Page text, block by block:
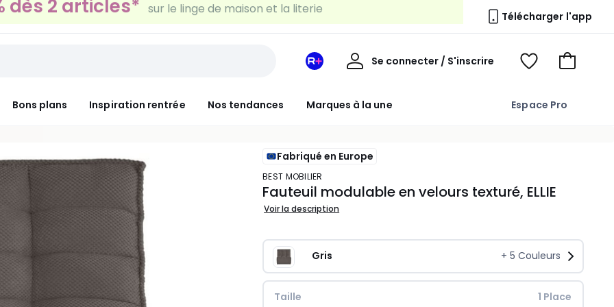
tous les 100€* sur le meuble & la déco
Télécharger l'app
Bons plans Inspiration rentrée Nos tendances Marques à la une Espace Pro
Mon
Redoute
Se connecter / S'inscrire
Mon
Voir
Voir
Fabriqué en Europe
BEST MOBILIER
Fauteuil modulable en velours texturé, ELLIE
Voir la description
Gris + 5 Couleurs
Taille 1 Place